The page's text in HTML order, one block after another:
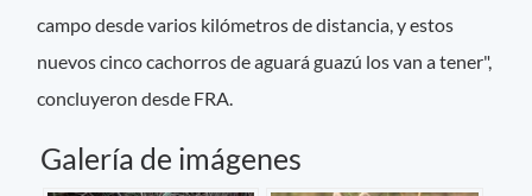
campo desde varios kilómetros de distancia, y estos
nuevos cinco cachorros de aguará guazú los van a tener",
concluyeron desde FRA.
Galería de imágenes